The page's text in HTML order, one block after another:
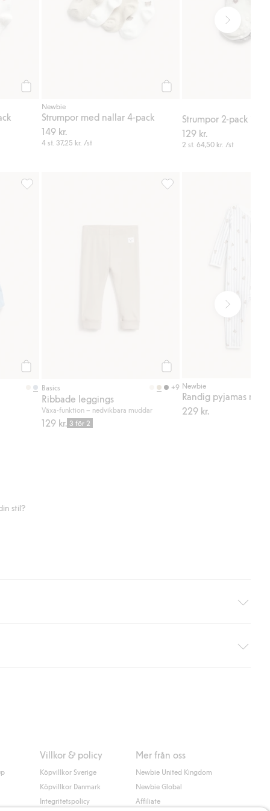
Newbie
Strumpor med nallar 4-pack
149 kr.
4 st. 37,25 kr. /st
Strumpor 2-pack i
129 kr.
2 st. 64,50 kr. /st
Basics +9
Ribbade leggings
Växa-funktion – nedvikbara muddar
129 kr. 3 för 2
Newbie
229 kr.
stil?
ej hemleverans). Frakten tas bort per automatik efter du
Villkor & policy
Köpvillkor Sverige
Köpvillkor Danmark
Integritetspolicy
Mer från oss
Newbie United Kingdom
Newbie Global
Affiliate